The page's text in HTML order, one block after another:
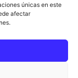
únicas en este
afectar